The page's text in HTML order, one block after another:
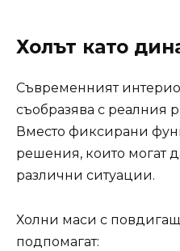
Холът като
Съвременният
съобразява с реалния
Вместо фиксирани
решения, които могат
различни ситуации.
Холни маси с
подпомагат: